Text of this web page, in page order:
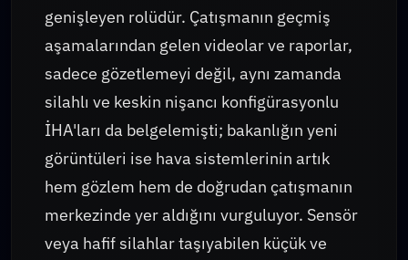
genişleyen rolüdür. Çatışmanın geçmiş
aşamalarından gelen videolar ve raporlar,
sadece gözetlemeyi değil, aynı zamanda
silahlı ve keskin nişancı konfigürasyonlu
İHA'ları da belgelemişti; bakanlığın yeni
görüntüleri ise hava sistemlerinin artık
hem gözlem hem de doğrudan çatışmanın
merkezinde yer aldığını vurguluyor. Sensör
veya hafif silahlar taşıyabilen küçük ve